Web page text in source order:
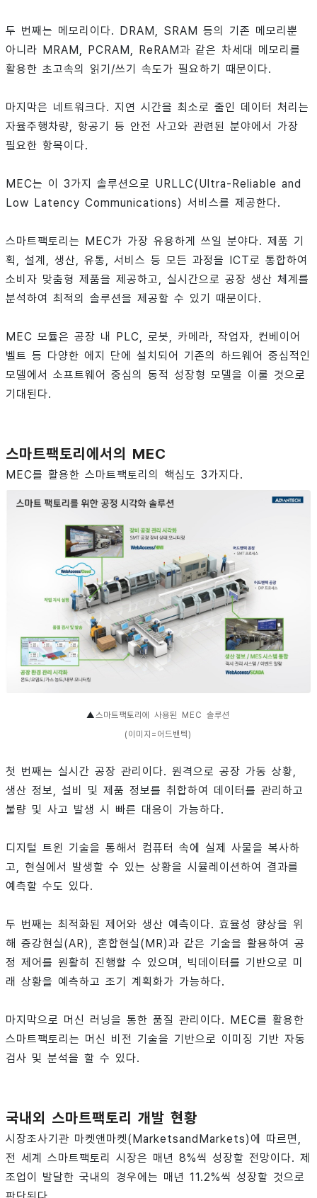
두 번째는 메모리이다. DRAM, SRAM 등의 기존 메모리뿐
아니라 MRAM, PCRAM, ReRAM과 같은 차세대 메모리를
활용한 초고속의 읽기/쓰기 속도가 필요하기 때문이다.
마지막은 네트워크다. 지연 시간을 최소로 줄인 데이터 처리는
자율주행차량, 항공기 등 안전 사고와 관련된 분야에서 가장
필요한 항목이다.
MEC는 이 3가지 솔루션으로 URLLC(Ultra-Reliable and
Low Latency Communications) 서비스를 제공한다.
스마트팩토리는 MEC가 가장 유용하게 쓰일 분야다. 제품 기
획, 설계, 생산, 유통, 서비스 등 모든 과정을 ICT로 통합하여
소비자 맞춤형 제품을 제공하고, 실시간으로 공장 생산 체계를
분석하여 최적의 솔루션을 제공할 수 있기 때문이다.
MEC 모듈은 공장 내 PLC, 로봇, 카메라, 작업자, 컨베이어
벨트 등 다양한 에지 단에 설치되어 기존의 하드웨어 중심적인
모델에서 소프트웨어 중심의 동적 성장형 모델을 이룰 것으로
기대된다.
스마트팩토리에서의 MEC
MEC를 활용한 스마트팩토리의 핵심도 3가지다.
▲스마트팩토리에 사용된 MEC 솔루션
(이미지=어드밴텍)
첫 번째는 실시간 공장 관리이다. 원격으로 공장 가동 상황,
생산 정보, 설비 및 제품 정보를 취합하여 데이터를 관리하고
불량 및 사고 발생 시 빠른 대응이 가능하다.
디지털 트윈 기술을 통해서 컴퓨터 속에 실제 사물을 복사하
고, 현실에서 발생할 수 있는 상황을 시뮬레이션하여 결과를
예측할 수도 있다.
두 번째는 최적화된 제어와 생산 예측이다. 효율성 향상을 위
해 증강현실(AR), 혼합현실(MR)과 같은 기술을 활용하여 공
정 제어를 원활히 진행할 수 있으며, 빅데이터를 기반으로 미
래 상황을 예측하고 조기 계획화가 가능하다.
마지막으로 머신 러닝을 통한 품질 관리이다. MEC를 활용한
스마트팩토리는 머신 비전 기술을 기반으로 이미징 기반 자동
검사 및 분석을 할 수 있다.
국내외 스마트팩토리 개발 현황
시장조사기관 마켓앤마켓(MarketsandMarkets)에 따르면,
전 세계 스마트팩토리 시장은 매년 8%씩 성장할 전망이다. 제
조업이 발달한 국내의 경우에는 매년 11.2%씩 성장할 것으로